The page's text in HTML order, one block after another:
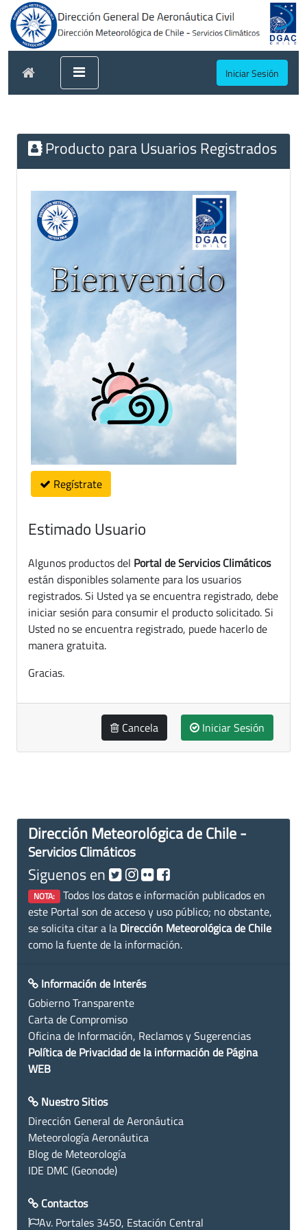
Iniciar Sesión
Producto para Usuarios Registrados
Regístrate
Estimado Usuario
Algunos productos del Portal de Servicios Climáticos
están disponibles solamente para los usuarios
registrados. Si Usted ya se encuentra registrado, debe
iniciar sesión para consumir el producto solicitado. Si
Usted no se encuentra registrado, puede hacerlo de
manera gratuita.
Gracias.
Cancela Iniciar Sesión
Dirección Meteorológica de Chile -
Servicios Climáticos
Siguenos en
NOTA: Todos los datos e información publicados en
este Portal son de acceso y uso público; no obstante,
se solicita citar a la Dirección Meteorológica de Chile
como la fuente de la información.
Información de Interés
Gobierno Transparente
Carta de Compromiso
Oficina de Información, Reclamos y Sugerencias
Política de Privacidad de la información de Página
WEB
Nuestro Sitios
Dirección General de Aeronáutica
Meteorología Aeronáutica
Blog de Meteorología
IDE DMC (Geonode)
Contactos
Av. Portales 3450, Estación Central